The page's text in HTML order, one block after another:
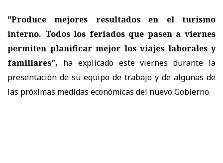
"Produce mejores resultados en el turismo
interno. Todos los feriados que pasen a viernes
permiten planificar mejor los viajes laborales y
familiares", ha explicado este viernes durante la
presentación de su equipo de trabajo y de algunas de
las próximas medidas económicas del nuevo Gobierno.